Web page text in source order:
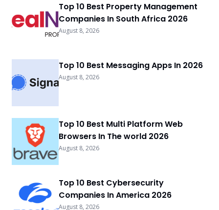
Top 10 Best Property Management
Companies In South Africa 2026
August 8, 2026
Top 10 Best Messaging Apps In 2026
August 8, 2026
Top 10 Best Multi Platform Web
Browsers In The world 2026
August 8, 2026
Top 10 Best Cybersecurity
Companies In America 2026
August 8, 2026